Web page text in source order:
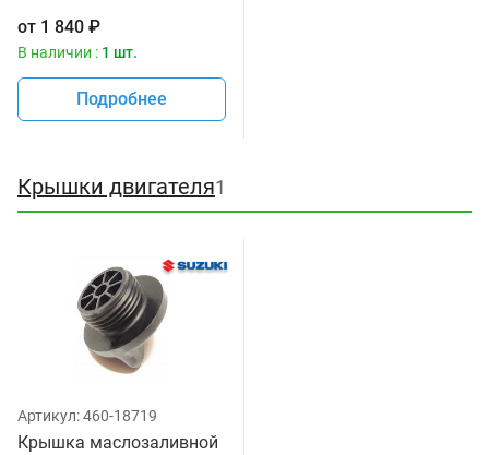
от 1 840 ₽
В наличии : 1 шт.
Подробнее
Крышки двигателя1
Артикул:460-18719
Крышка маслозаливной